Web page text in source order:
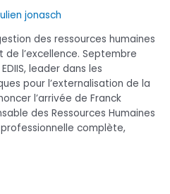
jonasch
des ressources humaines
de l’excellence. Septembre
leader dans les
pour l’externalisation de la
l’arrivée de Franck
des Ressources Humaines
complète,